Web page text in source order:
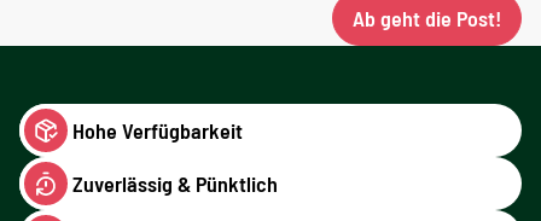
Ab geht die Post!
Hohe Verfügbarkeit
Zuverlässig & Pünktlich